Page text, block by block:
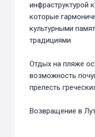
инфраструктурой
которые
культурными
традициями.
Отдых на пляже
возможность
прелесть
Возвращение в